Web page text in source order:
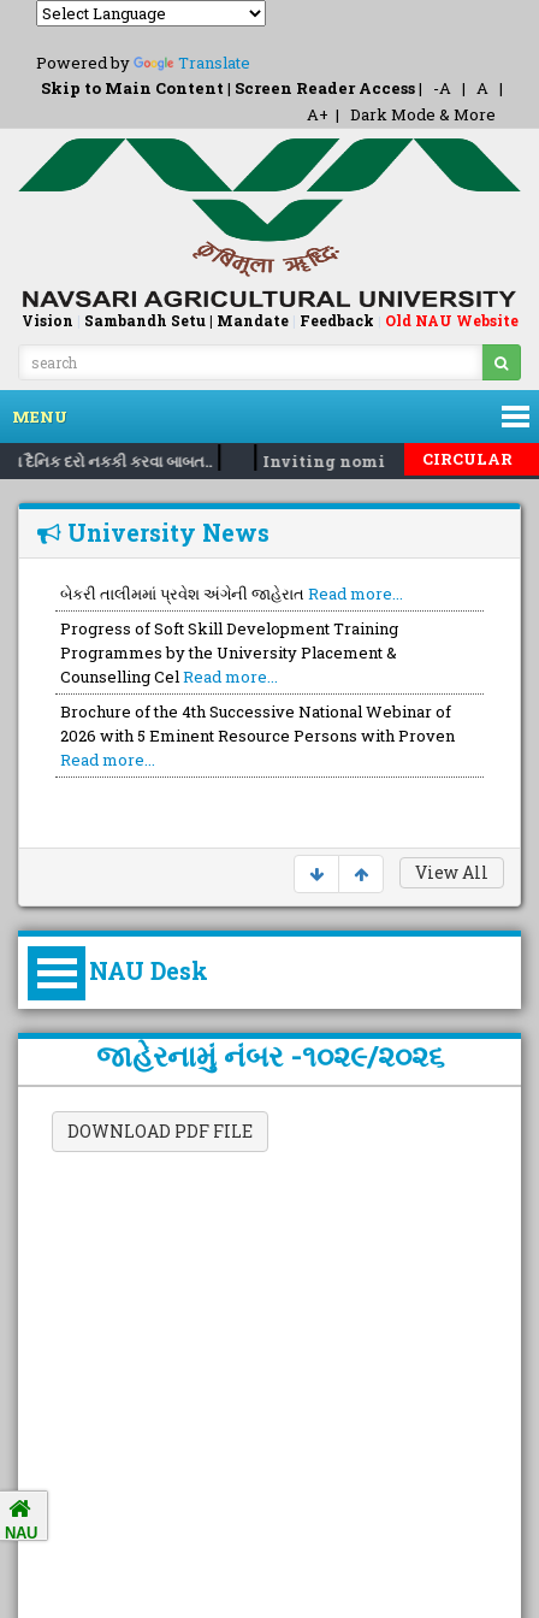
Powered by
Translate
Skip to Main Content | Screen Reader Access| -A | A |
A+ | Dark Mode & More
Vision | Sambandh Setu | Mandate| Feedback | Old NAU Website
MENU
દરો નકકી કરવા બાબત..| | Inviting nomination for 5 days
CIRCULAR
University News
બેકરી તાલીમમાં પ્રવેશ અંગેની જાહેરાત Read more...
Progress of Soft Skill Development Training
Programmes by the University Placement &
Counselling CelRead more...
Brochure of the 4th Successive National Webinar of
2026 with 5 Eminent Resource Persons with Proven
Read more...
View All
NAU Desk
કુલપતિની પરિવર્તનકારી પહેલનું
વિહંગાવલોકન (ઓક્ટોબર ૨૦૨૦-૨૦૨૫)
જાહેરનામું નંબર -૧૦૨૯/૨૦૨૬
DOWNLOAD PDF FILE
NAU